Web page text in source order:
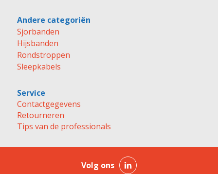
Andere categoriën
Sjorbanden
Hijsbanden
Rondstroppen
Sleepkabels
Service
Contactgegevens
Retourneren
Tips van de professionals
Volg ons